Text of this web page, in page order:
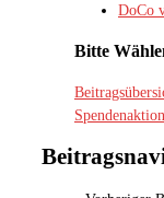
DoCo
Bitte
Spendenaktion